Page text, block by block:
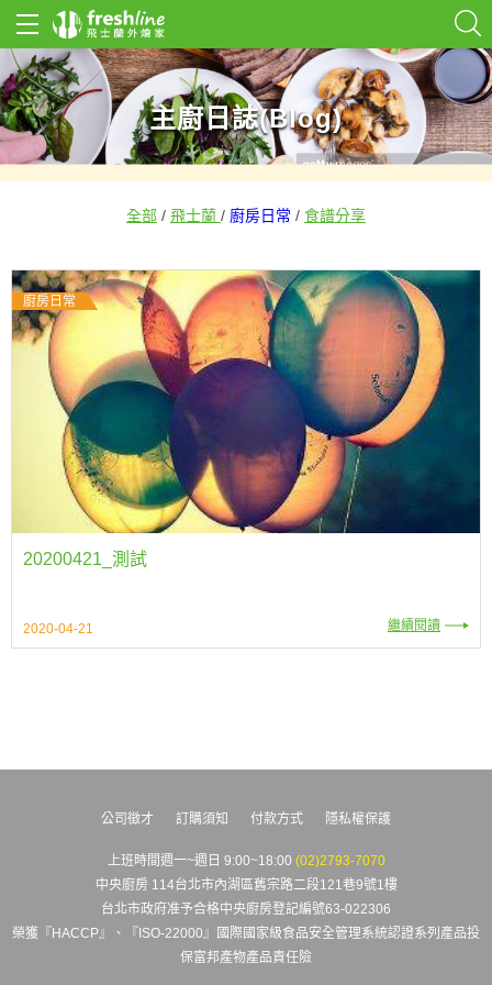
主廚日誌(Blog)
全部 / 飛士蘭 / 廚房日常 / 食譜分享
廚房日常
2020-04-21
20200421_測試
繼續閱讀
公司徵才 訂購須知 付款方式 隱私權保護
上班時間週一~週日 9:00~18:00 (02)2793-7070
中央廚房 114台北市內湖區舊宗路二段121巷9號1樓
台北市政府准予合格中央廚房登記編號63-022306
榮獲『HACCP』、『ISO-22000』國際國家級食品安全管理系統認證系列產品投
保富邦產物產品責任險